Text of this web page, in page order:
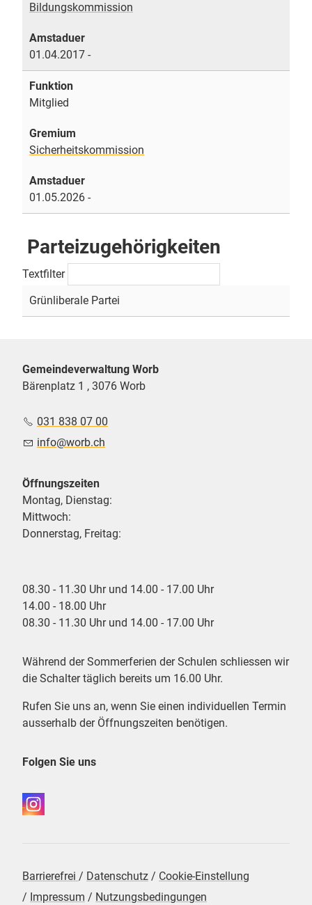
Bildungskommission
01.04.2017 -
Mitglied
Sicherheitskommission
01.05.2026 -
Parteizugehörigkeiten
Textfilter
Grünliberale Partei
Gemeindeverwaltung Worb
Bärenplatz 1 , 3076 Worb
031 838 07 00
nf
w rb ch
Öffnungszeiten
Montag, Dienstag:
Mittwoch:
Donnerstag, Freitag:
08.30 - 11.30 Uhr und 14.00 - 17.00 Uhr
14.00 - 18.00 Uhr
08.30 - 11.30 Uhr und 14.00 - 17.00 Uhr
Während der Sommerferien der Schulen schliessen wir
die Schalter täglich bereits um 16.00 Uhr.
Rufen Sie uns an, wenn Sie einen individuellen Termin
ausserhalb der Öffnungszeiten benötigen.
Folgen Sie uns
Barrierefrei / Datenschutz / Cookie-Einstellung
/ Impressum / Nutzungsbedingungen